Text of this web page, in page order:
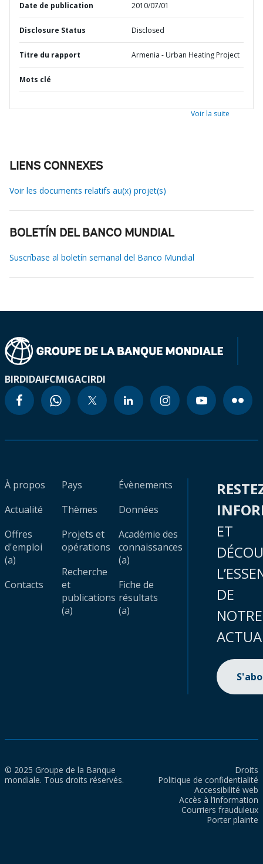
Date de publication 2010/07/01
Disclosure Status Disclosed
Titre du rapport Armenia - Urban Heating Project
Mots clé
Voir la suite
LIENS CONNEXES
Voir les documents relatifs au(x) projet(s)
BOLETÍN DEL BANCO MUNDIAL
Suscríbase al boletín semanal del Banco Mundial
BIRDIDAIFCMIGACIRDI
À propos
Actualité
Offres
d'emploi
(a)
Contacts
Pays
Thèmes
Projets et
opérations
Recherche
et
publications
(a)
Évènements
Données
Académie des
connaissances
(a)
Fiche de
résultats
(a)
ET
DE
NOTRE
© 2025 Groupe de la Banque
mondiale. Tous droits réservés.
Droits
Politique de confidentialité
Accessibilité web
Accès à l’information
Courriers frauduleux
Porter plainte